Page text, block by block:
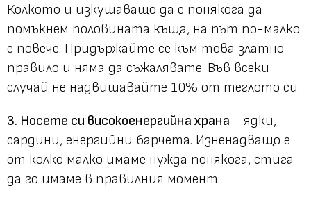
Колкото и изкушаващо да е понякога да
помъкнем половината къща, на път по-малко
е повече. Придържайте се към това златно
правило и няма да съжалявате. Във всеки
случай не надвишавайте 10% от теглото си.
3. Носете си високоенергийна храна - ядки,
сардини, енергийни барчета. Изненадващо е
от колко малко имаме нужда понякога, стига
да го имаме в правилния момент.